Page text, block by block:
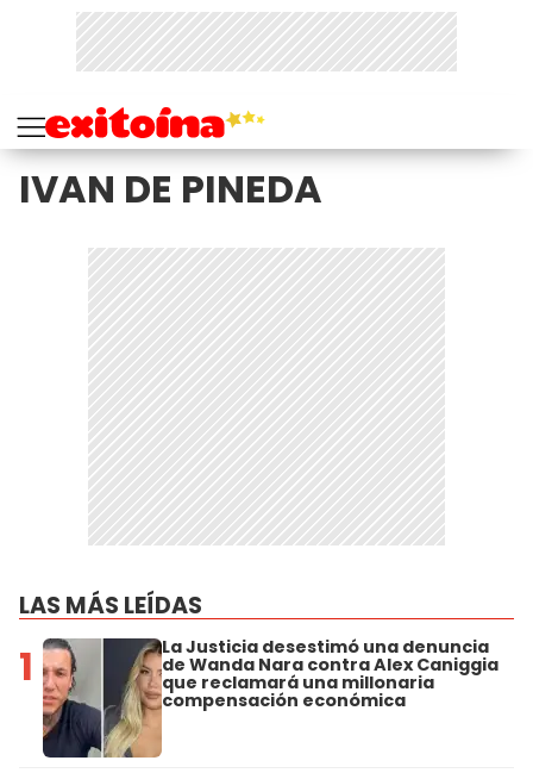
IVAN DE PINEDA
LAS MÁS LEÍDAS
1 La Justicia desestimó una denuncia
de Wanda Nara contra Alex Caniggia
que reclamará una millonaria
compensación económica